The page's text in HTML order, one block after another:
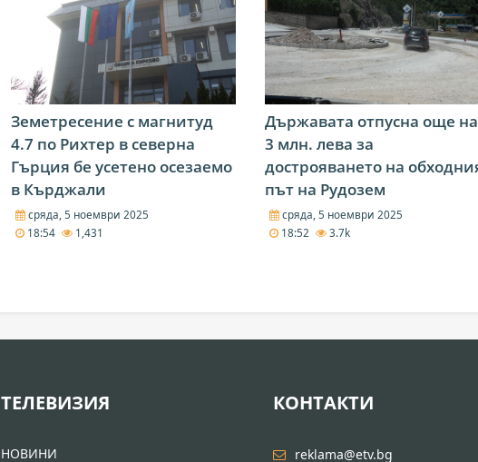
Земетресение с магнитуд
4.7 по Рихтер в северна
Гърция бе усетено осезаемо
в Кърджали
сряда, 5 ноември 2025
18:54
1,431
Държавата отпусна още
3 млн. лева за
дострояването на
път на Рудозем
сряда, 5 ноември 2025
18:52
3.7k
ТЕЛЕВИЗИЯ
НОВИНИ
КОНТАКТИ
reklama@etv.bg